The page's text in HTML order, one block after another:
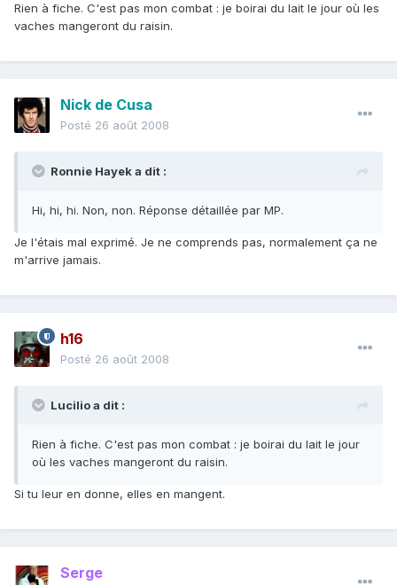
Rien à fiche. C'est pas mon combat : je boirai du lait le jour où les
vaches mangeront du raisin.
Nick de Cusa
Posté 26 août 2008
Ronnie Hayek a dit :
Hi, hi, hi. Non, non. Réponse détaillée par MP.
Je l'étais mal exprimé. Je ne comprends pas, normalement ça ne
m'arrive jamais.
h16
Posté 26 août 2008
Lucilio a dit :
Rien à fiche. C'est pas mon combat : je boirai du lait le jour
où les vaches mangeront du raisin.
Si tu leur en donne, elles en mangent.
Serge